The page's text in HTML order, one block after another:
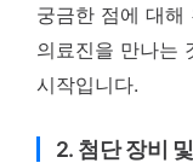
궁금한 점에 대해
의료진을 만나는
시작입니다.
2. 첨단 장비